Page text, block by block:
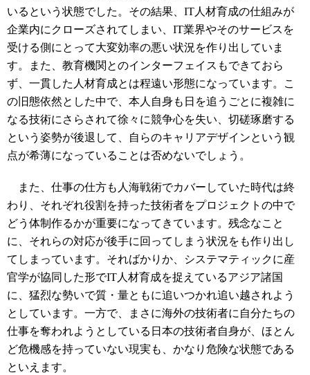
いるという状態でした。その結果、IT人材育成の仕組みが
企業内にクローズされてしまい、IT業界やそのサービスを
受ける側にとって大変効率の悪い状況を作り出していま
す。また、教育機関とのインターフェイスもできておら
ず、一貫した人材育成とは程遠い形態になっています。こ
の旧態依然とした中で、本人自身も日を追うごとに複雑に
なる技術にさらされて徐々に競争心を失い、切磋琢磨する
という姿勢が後退して、自らのキャリアデザインという観
点が希薄になっていることは否めないでしょう。
また、仕事の仕方も人海戦術でカバーしていた時代は終
わり、それぞれ役割を持った技術者をプロジェクトの中で
どう体制作るかが重要になってきています。残念なこと
に、それらの対応が後手に回ってしまう状況をも作り出し
てしまっています。そればかりか、システマティックに産
官学が協同した形でIT人材育成を捉えているアジア諸国
に、猛烈な勢いで質・量ともに追いつかれ追い越されよう
としています。一方で、まさに海外の技術者に自分たちの
仕事を奪われようとしている日本の技術者自身が、ほとん
ど危機感を持っていない現実も、かなり危険な状態である
といえます。